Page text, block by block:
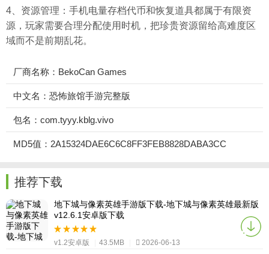
4、资源管理：手机电量存档代币和恢复道具都属于有限资
源，玩家需要合理分配使用时机，把珍贵资源留给高难度区
域而不是前期乱花。
厂商名称：‌BekoCan Games
中文名：恐怖旅馆手游完整版
包名：com.tyyy.kblg.vivo
MD5值：2A15324DAE6C6C8FF3FEB8828DABA3CC
推荐下载
地下城与像素英雄手游版下载-地下城与像素英雄最新版
v12.6.1安卓版下载
v1.2安卓版 43.5MB 2026-06-13